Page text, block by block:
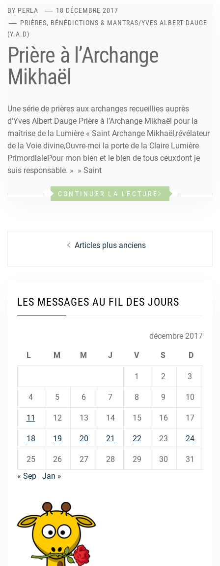
BY PERLA
18 DÉCEMBRE 2017
PRIÈRES, BÉNÉDICTIONS & MANTRAS/YVES ALBERT DAUGE
(Y.A.D)
Prière à l’Archange
Mikhaël
Une série de prières aux archanges recueillies auprès
d’Yves Albert Dauge Prière à l’Archange Mikhaël pour la
maîtrise de la Lumière « Saint Archange Mikhaël,révélateur
de la Voie divine,Ouvre-moi la porte de la Claire Lumière
PrimordialePour mon bien et le bien de tous ceuxdont je
suis responsable. » » Saint
CONTINUER LA LECTURE
Navigation Articles plus anciens
LES MESSAGES AU FIL DES JOURS
décembre 2017
L M M J V S D
1 2 3
4 5 6 7 8 9 10
11 12 13 14 15 16 17
18 19 20 21 22 23 24
25 26 27 28 29 30
31
« Sep
Jan »